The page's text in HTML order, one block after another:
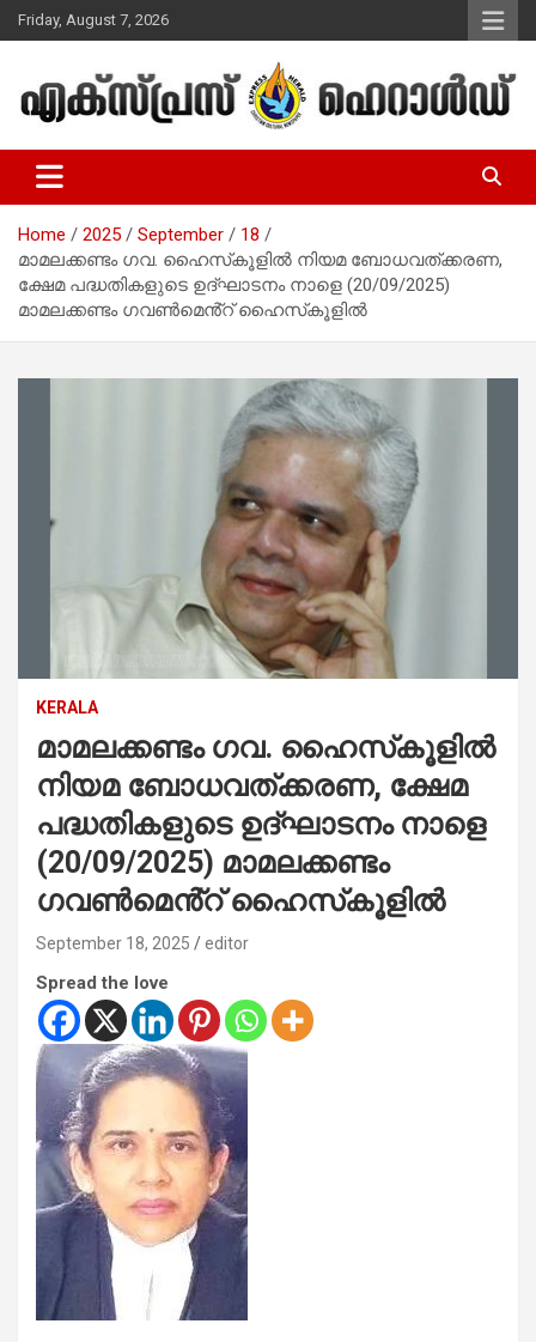
Skip
to
Friday, August 7, 2026
Express Herald – Malayalam
Christian News
Home 2025 September
18
മാമലക്കണ്ടം ഗവ. ഹൈസ്‌കൂളിൽ നിയമ ബോധവത്ക്കരണ,
ക്ഷേമ പദ്ധതികളുടെ ഉദ്ഘാടനം നാളെ (20/09/2025)
മാമലക്കണ്ടം ഗവൺമെൻ്റ് ഹൈസ്‌കൂളിൽ
KERALA
മാമലക്കണ്ടം ഗവ. ഹൈസ്‌കൂളിൽ
നിയമ ബോധവത്ക്കരണ, ക്ഷേമ
പദ്ധതികളുടെ ഉദ്ഘാടനം നാളെ
(20/09/2025) മാമലക്കണ്ടം
ഗവൺമെൻ്റ് ഹൈസ്‌കൂളിൽ
September 18, 2025 editor
Spread the love